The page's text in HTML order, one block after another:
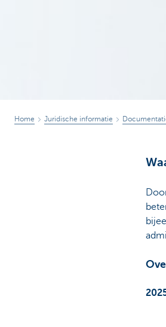
Home Juridische informatie